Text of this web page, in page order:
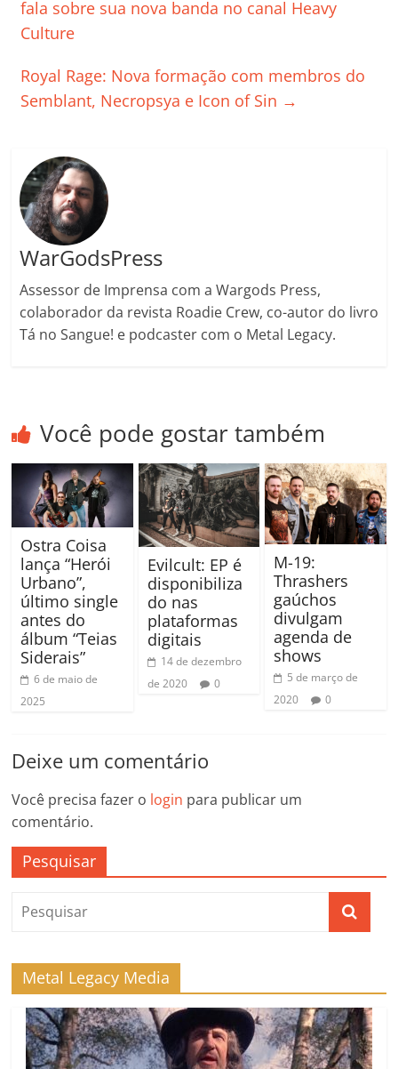
o
o
k ss
ro
h
ar
fala sobre sua nova banda no canal Heavy
Culture
Royal Rage: Nova formação com membros do
Semblant, Necropsya e Icon of Sin →
WarGodsPress
Assessor de Imprensa com a Wargods Press,
colaborador da revista Roadie Crew, co-autor do livro
Tá no Sangue! e podcaster com o Metal Legacy.
Você pode gostar também
Ostra Coisa
lança “Herói
Urbano”,
último single
antes do
álbum “Teias
Siderais”
6 de maio de
2025
Evilcult: EP é
disponibiliza
do nas
plataformas
digitais
14 de dezembro
de 2020
0
M-19:
Thrashers
gaúchos
divulgam
agenda de
shows
5 de março de
2020
0
Deixe um comentário
Você precisa fazer o login para publicar um
comentário.
Pesquisar
Metal Legacy Media